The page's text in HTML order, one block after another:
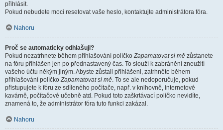
přihlásit.
Pokud nebudete moci resetovat vaše heslo, kontaktujte administrátora fóra.
Nahoru
Proč se automaticky odhlašuji?
Pokud nezatrhnete během přihlašování políčkoZapamatovat si mě zůstanete
na fóru přihlášen jen po přednastavený čas. To slouží k zabránění zneužití
vašeho účtu někým jiným. Abyste zůstali přihlášeni, zatrhněte během
přihlašování políčkoZapamatovat si mě. To se ale nedoporučuje, pokud
přistupujete k fóru ze sdíleného počítače, např. v knihovně, internetové
kavárně, počítačové učebně atd. Pokud toto zaškrtávací políčko nevidíte,
znamená to, že administrátor fóra tuto funkci zakázal.
Nahoru